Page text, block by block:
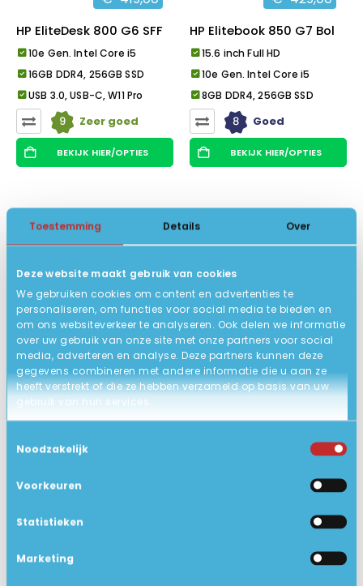
Toestemming Details Over
Deze website maakt gebruik van cookies
We gebruiken cookies om content en advertenties te
personaliseren, om functies voor social media te bieden en
om ons websiteverkeer te analyseren. Ook delen we informatie
over uw gebruik van onze site met onze partners voor social
media, adverteren en analyse. Deze partners kunnen deze
gegevens combineren met andere informatie die u aan ze
heeft verstrekt of die ze hebben verzameld op basis van uw
gebruik van hun services.
Noodzakelijk
Voorkeuren
Statistieken
Marketing
HP EliteDesk 800 G6 SFF
10e Gen. Intel Core i5
16GB DDR4, 256GB SSD
USB 3.0, USB-C, W11 Pro
9 Zeer goed
BEKIJK HIER/OPTIES
HP Elitebook 850 G7 Bol
15.6 inch Full HD
10e Gen. Intel Core i5
8GB DDR4, 256GB SSD
8 Goed
BEKIJK HIER/OPTIES
€ 449,00
HP Elitebook 850 G8 i5
8GB DDR4 , 256GB SSD
8 Goed
€ 449,00
HP Elitebook 840 G8 i5
16GB DDR4, 256GB SSD
BEKIJK HIER/OPTIES